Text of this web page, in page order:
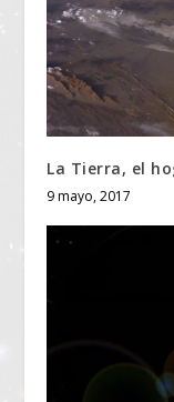
La Tierra, el
9 mayo, 2017